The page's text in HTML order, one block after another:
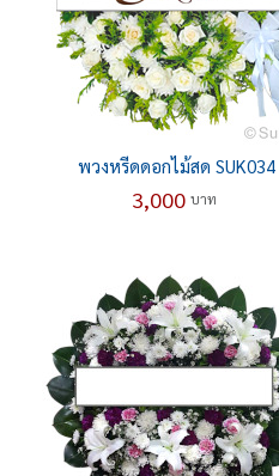
พวงหรีดดอกไม้สด SUK034
3,000 บาท